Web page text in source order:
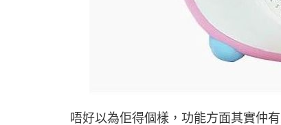
唔好以為佢得個樣，功能方面其實仲